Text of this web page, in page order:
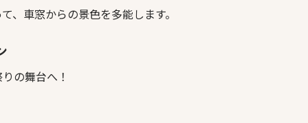
、車窓からの景色を多能します。
の舞台へ！